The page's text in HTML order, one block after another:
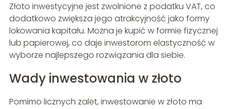
Złoto inwestycyjne jest zwolnione z podatku VAT, co
dodatkowo zwiększa jego atrakcyjność jako formy
lokowania kapitału. Można je kupić w formie fizycznej
lub papierowej, co daje inwestorom elastyczność w
wyborze najlepszego rozwiązania dla siebie.
Wady inwestowania w złoto
Pomimo licznych zalet, inwestowanie w złoto ma